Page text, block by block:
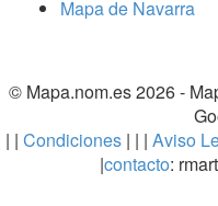
Mapa de Navarra
© Mapa.nom.es 2026 -
| | Condiciones| | | Aviso
|contacto: